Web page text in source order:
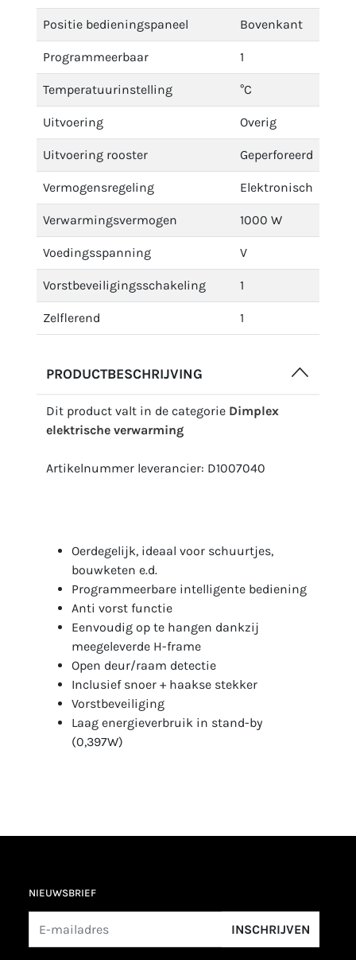
Positie bedieningspaneel Bovenkant
Programmeerbaar 1
Temperatuurinstelling °C
Uitvoering Overig
Uitvoering rooster Geperforeerd
Vermogensregeling Elektronisch
Verwarmingsvermogen 1000 W
Voedingsspanning V
Vorstbeveiligingsschakeling 1
Zelflerend 1
PRODUCTBESCHRIJVING
Dit product valt in de categorie Dimplex
elektrische verwarming
Artikelnummer leverancier: D1007040
Oerdegelijk, ideaal voor schuurtjes,
bouwketen e.d.
Programmeerbare intelligente bediening
Anti vorst functie
Eenvoudig op te hangen dankzij
meegeleverde H-frame
Open deur/raam detectie
Inclusief snoer + haakse stekker
Vorstbeveiliging
Laag energieverbruik in stand-by
(0,397W)
NIEUWSBRIEF
INSCHRIJVEN